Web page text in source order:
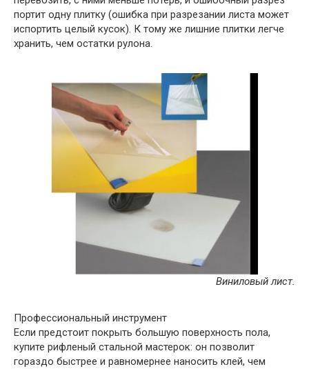
портит одну плитку (ошибка при разрезании листа может
испортить целый кусок). К тому же лишние плитки легче
хранить, чем остатки рулона.
Виниловый лист.
Профессиональный инструмент
Если предстоит покрыть большую поверхность пола,
купите рифленый стальной мастерок: он позволит
гораздо быстрее и равномернее наносить клей, чем